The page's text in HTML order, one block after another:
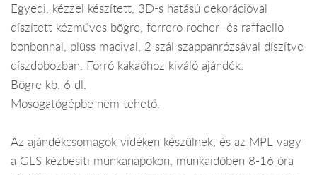
Egyedi, kézzel készített, 3D-s hatású dekorációval
díszített kézműves bögre, ferrero rocher- és raffaello
bonbonnal, plüss macival, 2 szál szappanrózsával díszítve
díszdobozban. Forró kakaóhoz kiváló ajándék.
Bögre kb. 6 dl.
Mosogatógépbe nem tehető.
Az ajándékcsomagok vidéken készülnek, és az MPL vagy
a GLS kézbesíti munkanapokon, munkaidőben 8-16 óra